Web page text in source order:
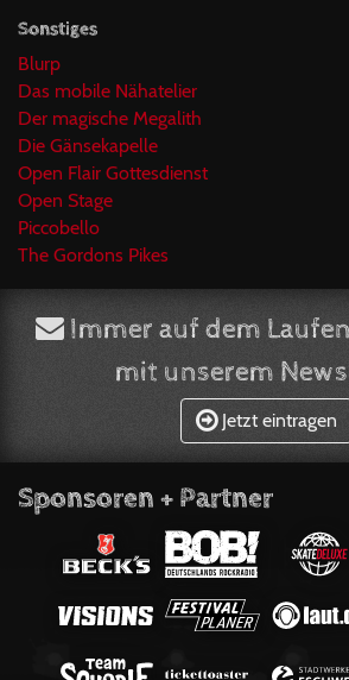
Sonstiges
Blurp
Das mobile Nähatelier
Der magische Megalith
Die Gänsekapelle
Open Flair Gottesdienst
Open Stage
Piccobello
The Gordons Pikes
Immer auf dem
mit unserem
Jetzt eintragen
Sponsoren + Partner